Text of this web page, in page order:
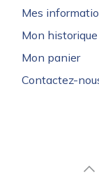
Mes
Mon historique
Mon panier
Contactez-